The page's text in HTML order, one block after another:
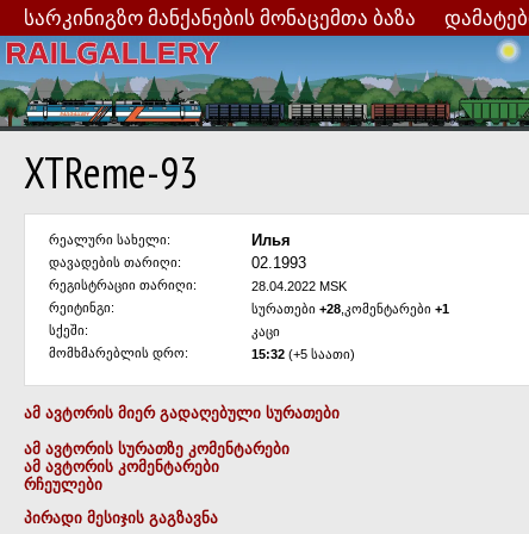
სარკინიგზო მანქანების მონაცემთა ბაზა
XTReme-93
რეალური სახელი: Илья
დავადების თარიღი: 02.1993
რეგისტრაციი თარიღი:
28.04.2022 MSK
რეიტინგი:
სურათები +28 ,კომენტარები +1
სქეში:
კაცი
მომხმარებლის დრო:
15:32 (+5 საათი)
ამ ავტორის მიერ გადაღებული სურათები
ამ ავტორის სურათზე კომენტარები
ამ ავტორის კომენტარები
რჩეულები
პირადი მესიჯის გაგზავნა